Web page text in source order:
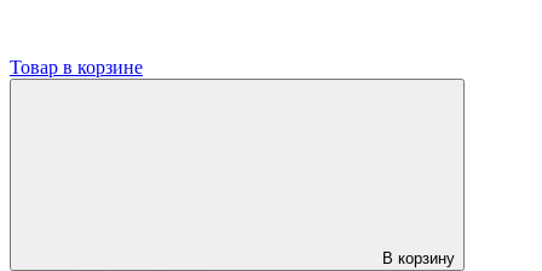
Товар в корзине
В корзину